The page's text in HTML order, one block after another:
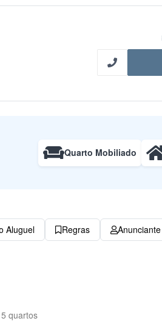
Quarto Mobiliado
Aluguel Regras Anunciante
5 quartos